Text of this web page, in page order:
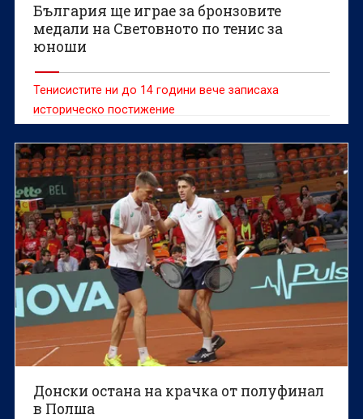
България ще играе за бронзовите
медали на Световното по тенис за
юноши
Тенисистите ни до 14 години вече записаха
историческо постижение
Донски остана на крачка от полуфинал
в Полша